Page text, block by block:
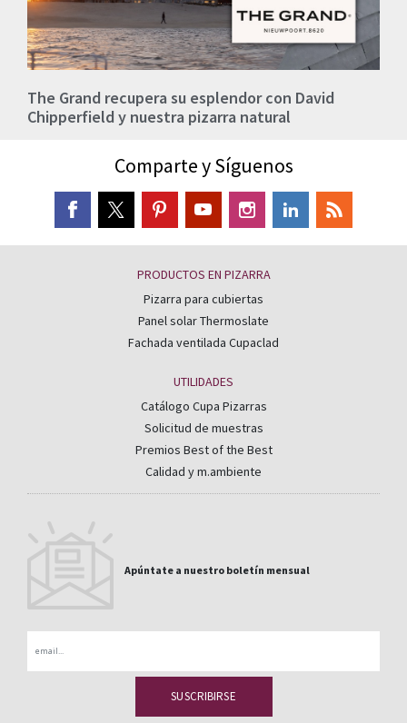
The Grand recupera su esplendor con David
Chipperfield y nuestra pizarra natural
Comparte y Síguenos
PRODUCTOS EN PIZARRA
Pizarra para cubiertas
Panel solar Thermoslate
Fachada ventilada Cupaclad
UTILIDADES
Catálogo Cupa Pizarras
Solicitud de muestras
Premios Best of the Best
Calidad y m.ambiente
Apúntate a nuestro boletín mensual